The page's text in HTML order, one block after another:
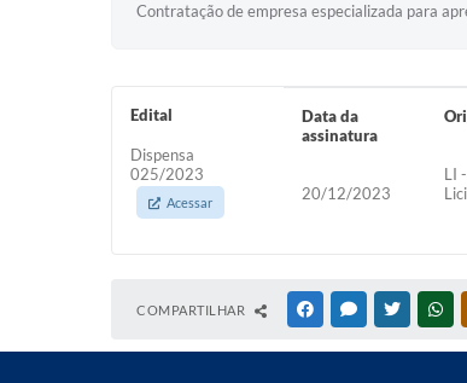
Contratação de empresa especializada para
Edital
Dispensa
025/2023
Acessar
Data da
assinatura
20/12/2023
LI -
COMPARTILHAR FACEBOOKMESSENGER
TWITTER